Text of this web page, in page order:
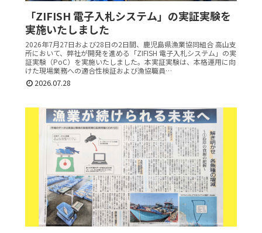
「ZIFISH 電子入札システム」の実証実験を
実施いたしました
2026年7月27日および28日の2日間、鹿児島県漁業協同組合 高山支
所において、弊社が開発を進める「ZIFISH 電子入札システム」の実
証実験（PoC）を実施いたしました。本実証実験は、本格運用に向
けた現場業務への適合性検証および漁協職員…
2026.07.28